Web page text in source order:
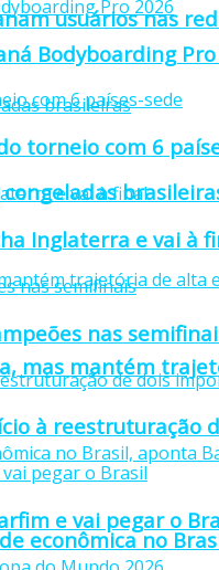
usuários nas
mas mantém
econômica no
Bodyboarding
torneio com 6
Inglaterra e vai à
nas
à reestruturação
e vai pegar o